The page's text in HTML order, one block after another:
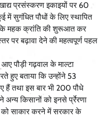
प्रसंस्करण इकाइयों पर 60
में सुगंधित पौधों के लिए स्थापित
महक क्रांति की शुरूआत कर
पर बढ़ावा देने की महत्वपूर्ण पहल
पौड़ी गढ़वाल के माल्टा
हुए बताया कि उन्होंने 53
हैं तथा इस बार भी 200 पौधे
अन्य किसानों को इनसे र्प्रेरणा
को साकार करने में सरकार के